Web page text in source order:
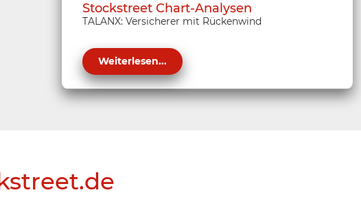
Stockstreet Chart-Analysen
TALANX: Versicherer mit Rückenwind
Weiterlesen...